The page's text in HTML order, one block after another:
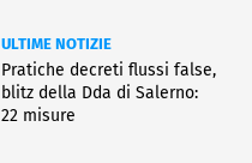
ULTIME NOTIZIE
Pratiche decreti flussi false,
blitz della Dda di Salerno:
22 misure